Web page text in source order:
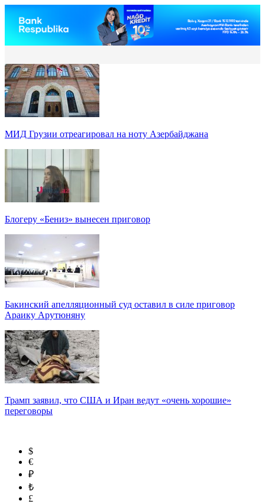
МИД Грузии отреагировал на ноту Азербайджана
Блогеру «Бениз» вынесен приговор
Бакинский апелляционный суд оставил в силе приговор
Араику Арутюняну
Трамп заявил, что США и Иран ведут «очень хорошие»
переговоры
$
€
₽
₺
£